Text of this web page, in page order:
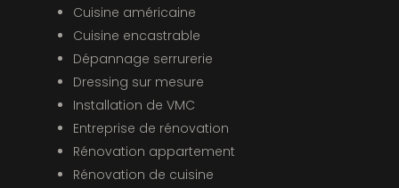
Cuisine américaine
Cuisine encastrable
Dépannage serrurerie
Dressing sur mesure
Installation de VMC
Entreprise de rénovation
Rénovation appartement
Rénovation de cuisine